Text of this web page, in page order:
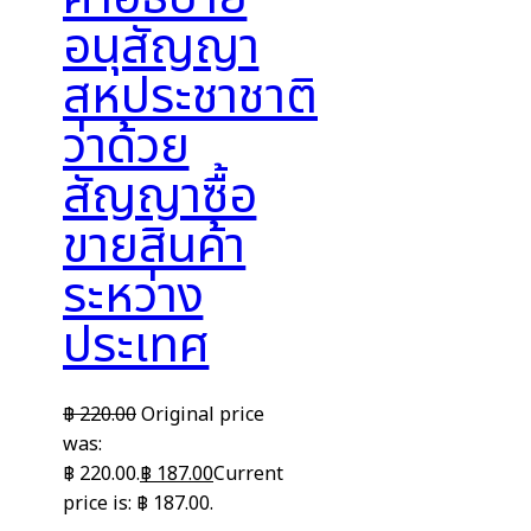
อนุสัญญา
สหประชาชาติ
ว่าด้วย
สัญญาซื้อ
ขายสินค้า
ระหว่าง
ประเทศ
฿220.00Original price
was:
฿ 220.00.฿ 187.00Current
price is: ฿ 187.00.